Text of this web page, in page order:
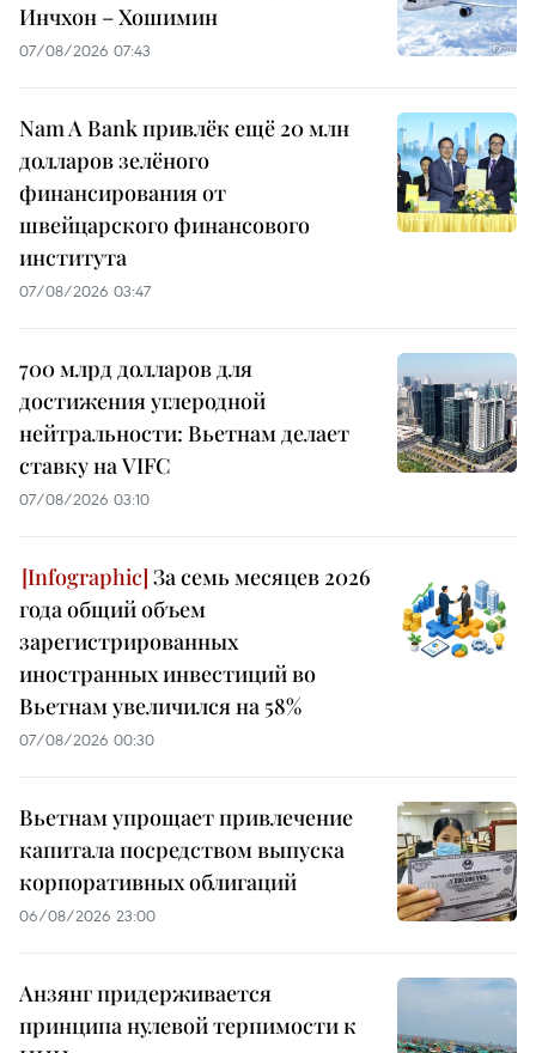
Инчхон – Хошимин
07/08/2026 07:43
Nam A Bank привлёк ещё 20 млн
долларов зелёного
финансирования от
швейцарского финансового
института
07/08/2026 03:47
700 млрд долларов для
достижения углеродной
нейтральности: Вьетнам делает
ставку на VIFC
07/08/2026 03:10
За семь месяцев 2026
года общий объем
зарегистрированных
иностранных инвестиций во
Вьетнам увеличился на 58%
07/08/2026 00:30
Вьетнам упрощает привлечение
капитала посредством выпуска
корпоративных облигаций
06/08/2026 23:00
Анзянг придерживается
принципа нулевой терпимости к